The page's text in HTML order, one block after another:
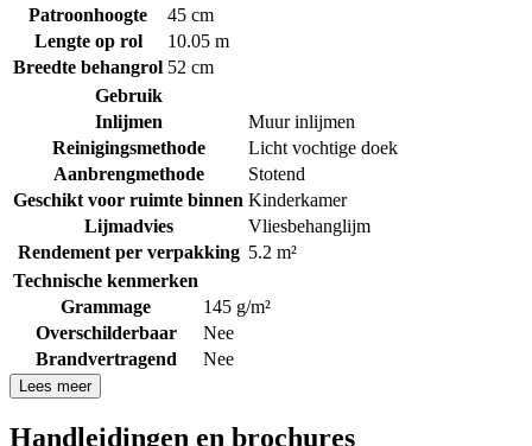
Patroonhoogte
45 cm
Lengte op rol
10.05 m
Breedte behangrol 52 cm
Gebruik
Inlijmen
Muur inlijmen
Reinigingsmethode
Licht vochtige doek
Aanbrengmethode
Stotend
Geschikt voor ruimte binnen Kinderkamer
Lijmadvies
Vliesbehanglijm
Rendement per verpakking 5.2 m²
Technische kenmerken
Grammage
145 g/m²
Overschilderbaar
Nee
Brandvertragend
Nee
Lees meer
Handleidingen en brochures